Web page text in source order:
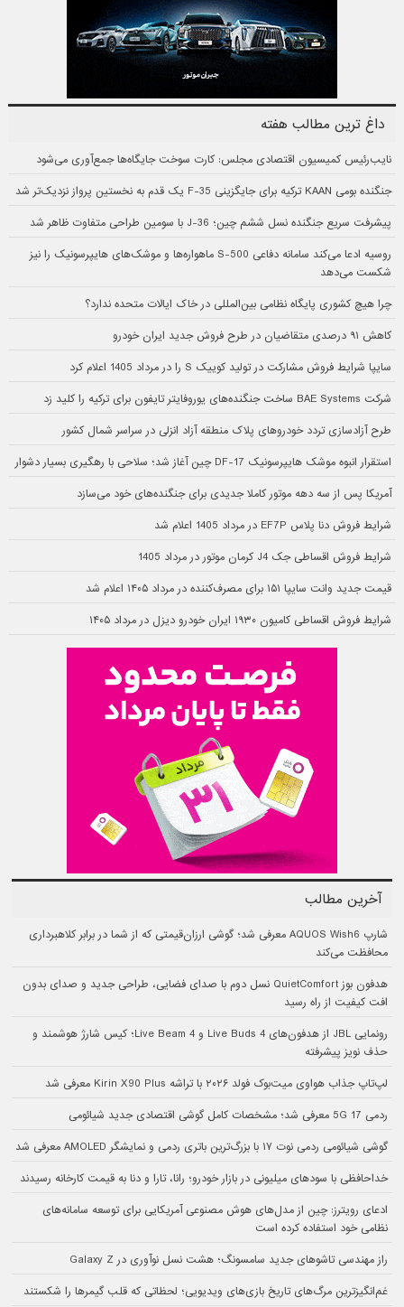
داغ ترین مطالب هفته
نایب‌رئیس کمیسیون اقتصادی مجلس: کارت سوخت جایگاه‌ها جمع‌آوری می‌شود
جنگنده بومی KAAN ترکیه برای جایگزینی F-35 یک قدم به نخستین پرواز نزدیک‌تر شد
پیشرفت سریع جنگنده نسل ششم چین؛ J-36 با سومین طراحی متفاوت ظاهر شد
روسیه ادعا می‌کند سامانه دفاعی S-500 ماهواره‌ها و موشک‌های هایپرسونیک را نیز
شکست می‌دهد
چرا هیچ کشوری پایگاه نظامی بین‌المللی در خاک ایالات متحده ندارد؟
کاهش ۹۱ درصدی متقاضیان در طرح فروش جدید ایران خودرو
سایپا شرایط فروش مشارکت در تولید کوییک S را در مرداد 1405 اعلام کرد
شرکت BAE Systems ساخت جنگنده‌های یوروفایتر تایفون برای ترکیه را کلید زد
طرح آزادسازی تردد خودروهای پلاک منطقه آزاد انزلی در سراسر شمال کشور
استقرار انبوه موشک هایپرسونیک DF-17 چین آغاز شد؛ سلاحی با رهگیری بسیار دشوار
آمریکا پس از سه دهه موتور کاملا جدیدی برای جنگنده‌های خود می‌سازد
شرایط فروش دنا پلاس EF7P در مرداد 1405 اعلام شد
شرایط فروش اقساطی جک J4 کرمان موتور در مرداد 1405
قیمت جدید وانت سایپا ۱۵۱ برای مصرف‌کننده در مرداد ۱۴۰۵ اعلام شد
شرایط فروش اقساطی کامیون ۱۹۳۰ ایران خودرو دیزل در مرداد ۱۴۰۵
آخرین مطالب
شارپ AQUOS Wish6 معرفی شد؛ گوشی ارزان‌قیمتی که از شما در برابر کلاهبرداری
محافظت می‌کند
هدفون بوز QuietComfort نسل دوم با صدای فضایی، طراحی جدید و صدای بدون
افت کیفیت از راه رسید
رونمایی JBL از هدفون‌های Live Buds 4 و Live Beam 4؛ کیس شارژ هوشمند و
حذف نویز پیشرفته
لپ‌تاپ جذاب هواوی میت‌بوک فولد ۲۰۲۶ با تراشه Kirin X90 Plus معرفی شد
ردمی 17 5G معرفی شد؛ مشخصات کامل گوشی اقتصادی جدید شیائومی
گوشی شیائومی ردمی نوت ۱۷ با بزرگ‌ترین باتری ردمی و نمایشگر AMOLED معرفی شد
خداحافظی با سودهای میلیونی در بازار خودرو؛ رانا، تارا و دنا به قیمت کارخانه رسیدند
ادعای رویترز: چین از مدل‌های هوش مصنوعی آمریکایی برای توسعه سامانه‌های
نظامی خود استفاده کرده است
راز مهندسی تاشوهای جدید سامسونگ؛ هشت نسل نوآوری در Galaxy Z
غم‌انگیزترین مرگ‌های تاریخ بازی‌های ویدیویی؛ لحظاتی که قلب گیمرها را شکستند